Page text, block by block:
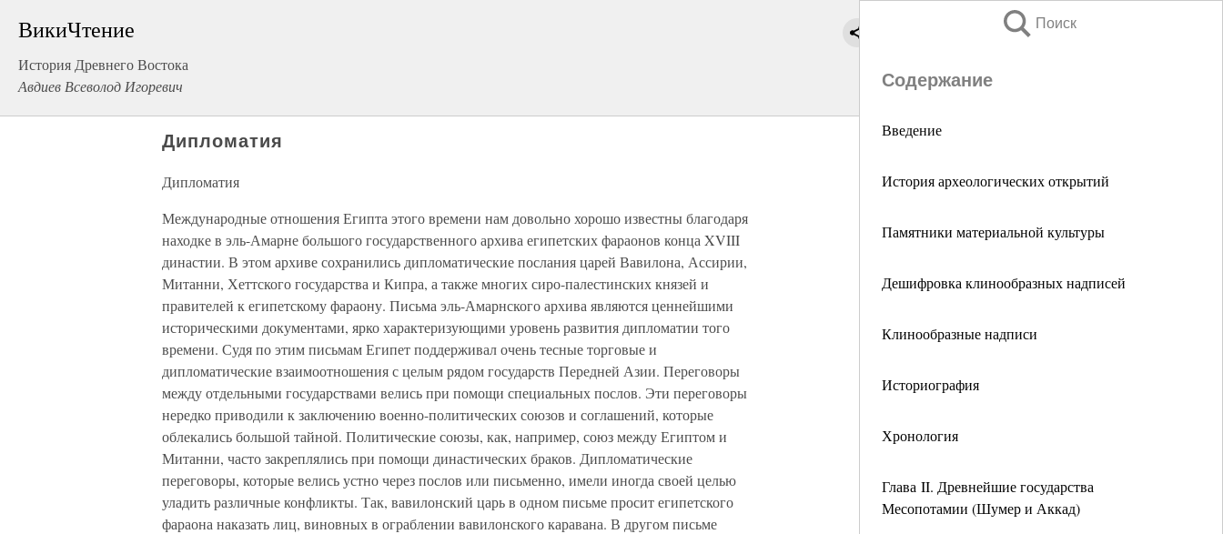
ВикиЧтение
История Древнего Востока
Авдиев Всеволод Игоревич
Поиск
Содержание
Введение
История археологических открытий
Памятники материальной культуры
Дешифровка клинообразных надписей
Клинообразные надписи
Историография
Хронология
Глава II. Древнейшие государства
Месопотамии (Шумер и Аккад)
Дипломатия
Дипломатия
Международные отношения Египта этого времени нам довольно хорошо известны благодаря
находке в эль-Амарне большого государственного архива египетских фараонов конца XVIII
династии. В этом архиве сохранились дипломатические послания царей Вавилона, Ассирии,
Митанни, Хеттского государства и Кипра, а также многих сиро-палестинских князей и
правителей к египетскому фараону. Письма эль-Амарнского архива являются ценнейшими
историческими документами, ярко характеризующими уровень развития дипломатии того
времени. Судя по этим письмам Египет поддерживал очень тесные торговые и
дипломатические взаимоотношения с целым рядом государств Передней Азии. Переговоры
между отдельными государствами велись при помощи специальных послов. Эти переговоры
нередко приводили к заключению военно-политических союзов и соглашений, которые
облекались большой тайной. Политические союзы, как, например, союз между Египтом и
Митанни, часто закреплялись при помощи династических браков. Дипломатические
переговоры, которые велись устно через послов или письменно, имели иногда своей целью
уладить различные конфликты. Так, вавилонский царь в одном письме просит египетского
фараона наказать лиц, виновных в ограблении вавилонского каравана. В другом письме